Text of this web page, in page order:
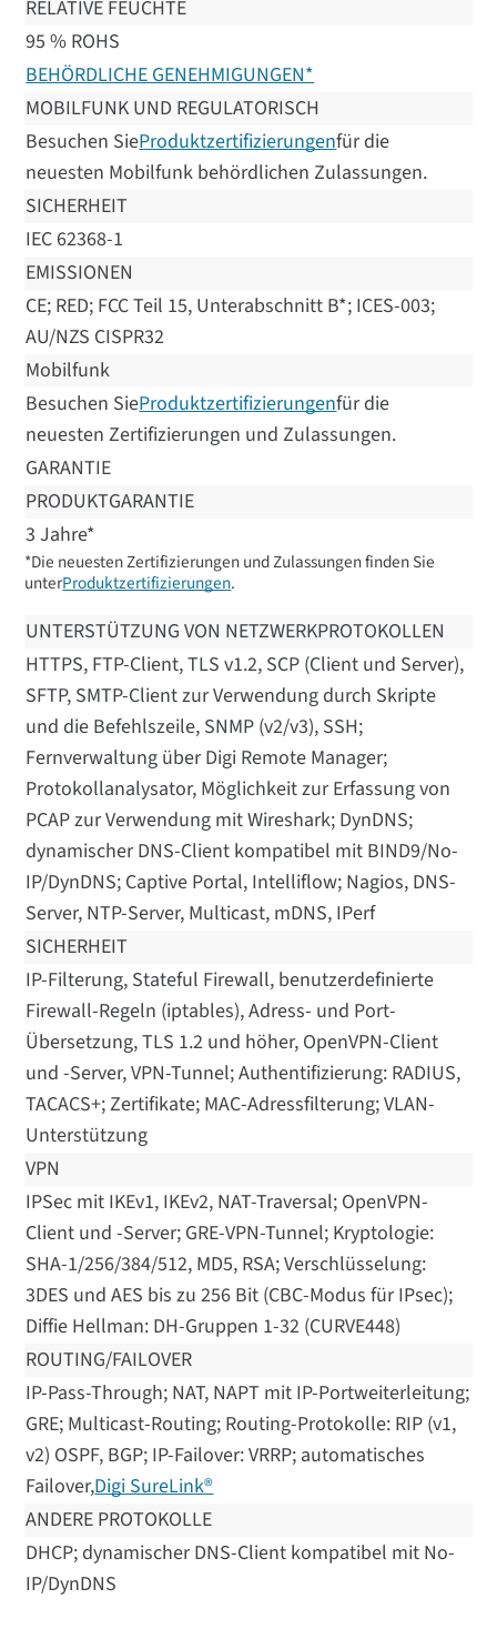
RELATIVE FEUCHTE
95 % ROHS
BEHÖRDLICHE GENEHMIGUNGEN*
MOBILFUNK UND REGULATORISCH
Besuchen SieProduktzertifizierungenfür die
neuesten Mobilfunk behördlichen Zulassungen.
SICHERHEIT
IEC 62368-1
EMISSIONEN
CE; RED; FCC Teil 15, Unterabschnitt B*; ICES-003;
AU/NZS CISPR32
Mobilfunk
Besuchen SieProduktzertifizierungenfür die
neuesten Zertifizierungen und Zulassungen.
GARANTIE
PRODUKTGARANTIE
3 Jahre*
*Die neuesten Zertifizierungen und Zulassungen finden Sie
unterProduktzertifizierungen.
UNTERSTÜTZUNG VON NETZWERKPROTOKOLLEN
HTTPS, FTP-Client, TLS v1.2, SCP (Client und Server),
SFTP, SMTP-Client zur Verwendung durch Skripte
und die Befehlszeile, SNMP (v2/v3), SSH;
Fernverwaltung über Digi Remote Manager;
Protokollanalysator, Möglichkeit zur Erfassung von
PCAP zur Verwendung mit Wireshark; DynDNS;
dynamischer DNS-Client kompatibel mit BIND9/No-
IP/DynDNS; Captive Portal, Intelliflow; Nagios, DNS-
Server, NTP-Server, Multicast, mDNS, IPerf
SICHERHEIT
IP-Filterung, Stateful Firewall, benutzerdefinierte
Firewall-Regeln (iptables), Adress- und Port-
Übersetzung, TLS 1.2 und höher, OpenVPN-Client
und -Server, VPN-Tunnel; Authentifizierung: RADIUS,
TACACS+; Zertifikate; MAC-Adressfilterung; VLAN-
Unterstützung
VPN
IPSec mit IKEv1, IKEv2, NAT-Traversal; OpenVPN-
Client und -Server; GRE-VPN-Tunnel; Kryptologie:
SHA-1/256/384/512, MD5, RSA; Verschlüsselung:
3DES und AES bis zu 256 Bit (CBC-Modus für IPsec);
Diffie Hellman: DH-Gruppen 1-32 (CURVE448)
ROUTING/FAILOVER
IP-Pass-Through; NAT, NAPT mit IP-Portweiterleitung;
GRE; Multicast-Routing; Routing-Protokolle: RIP (v1,
v2) OSPF, BGP; IP-Failover: VRRP; automatisches
Failover,Digi SureLink®
ANDERE PROTOKOLLE
DHCP; dynamischer DNS-Client kompatibel mit No-
IP/DynDNS